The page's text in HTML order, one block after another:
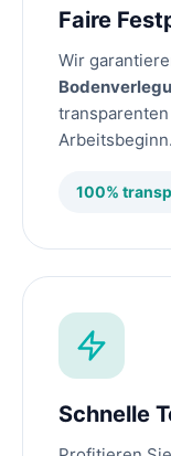
Faire
Wir
Arbeitsbeginn.
100%
Schnelle